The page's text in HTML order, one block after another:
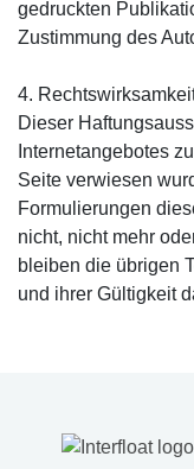
gedruckten
Zustimmung des
4.
Dieser
Internetangebotes
Seite verwiesen
Formulierungen
nicht, nicht mehr
bleiben die übrigen
und ihrer Gültigkeit